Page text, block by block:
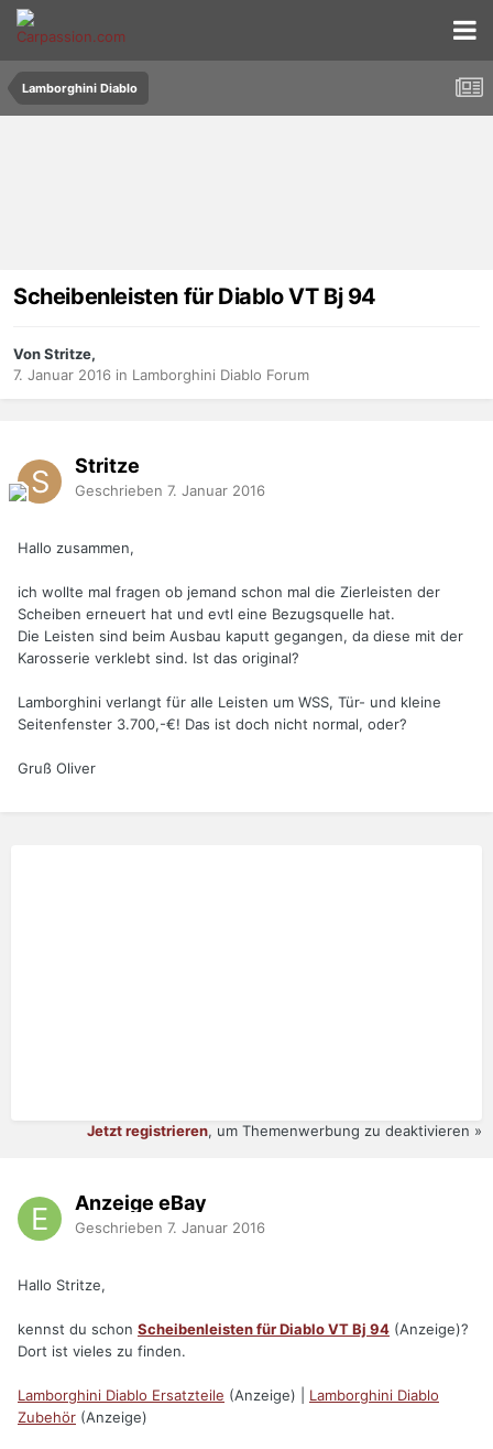
Lamborghini Diablo
Scheibenleisten für Diablo VT Bj 94
Von Stritze,
7. Januar 2016 in Lamborghini Diablo Forum
Stritze
Geschrieben 7. Januar 2016
Hallo zusammen,
ich wollte mal fragen ob jemand schon mal die Zierleisten der
Scheiben erneuert hat und evtl eine Bezugsquelle hat.
Die Leisten sind beim Ausbau kaputt gegangen, da diese mit der
Karosserie verklebt sind. Ist das original?
Lamborghini verlangt für alle Leisten um WSS, Tür- und kleine
Seitenfenster 3.700,-€! Das ist doch nicht normal, oder?
Gruß Oliver
Jetzt registrieren, um Themenwerbung zu deaktivieren »
Anzeige eBay
Geschrieben 7. Januar 2016
Hallo Stritze,
kennst du schon Scheibenleisten für Diablo VT Bj 94 (Anzeige)?
Dort ist vieles zu finden.
Lamborghini Diablo Ersatzteile (Anzeige) | Lamborghini Diablo
Zubehör (Anzeige)